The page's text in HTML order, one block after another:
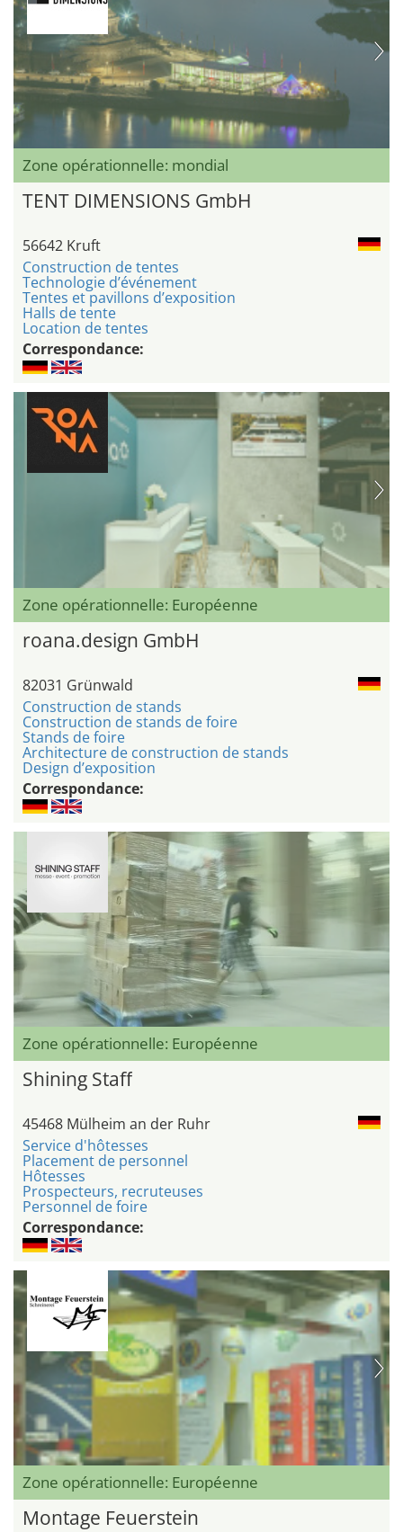
Zone opérationnelle: mondial
TENT DIMENSIONS GmbH
56642 Kruft
Construction de tentes
Technologie d’événement
Tentes et pavillons d’exposition
Halls de tente
Location de tentes
Correspondance:
Zone opérationnelle: Européenne
roana.design GmbH
82031 Grünwald
Construction de stands
Construction de stands de foire
Stands de foire
Architecture de construction de stands
Design d’exposition
Correspondance:
Zone opérationnelle: Européenne
Shining Staff
45468 Mülheim an der Ruhr
Service d'hôtesses
Placement de personnel
Hôtesses
Prospecteurs, recruteuses
Personnel de foire
Correspondance:
Zone opérationnelle: Européenne
Montage Feuerstein